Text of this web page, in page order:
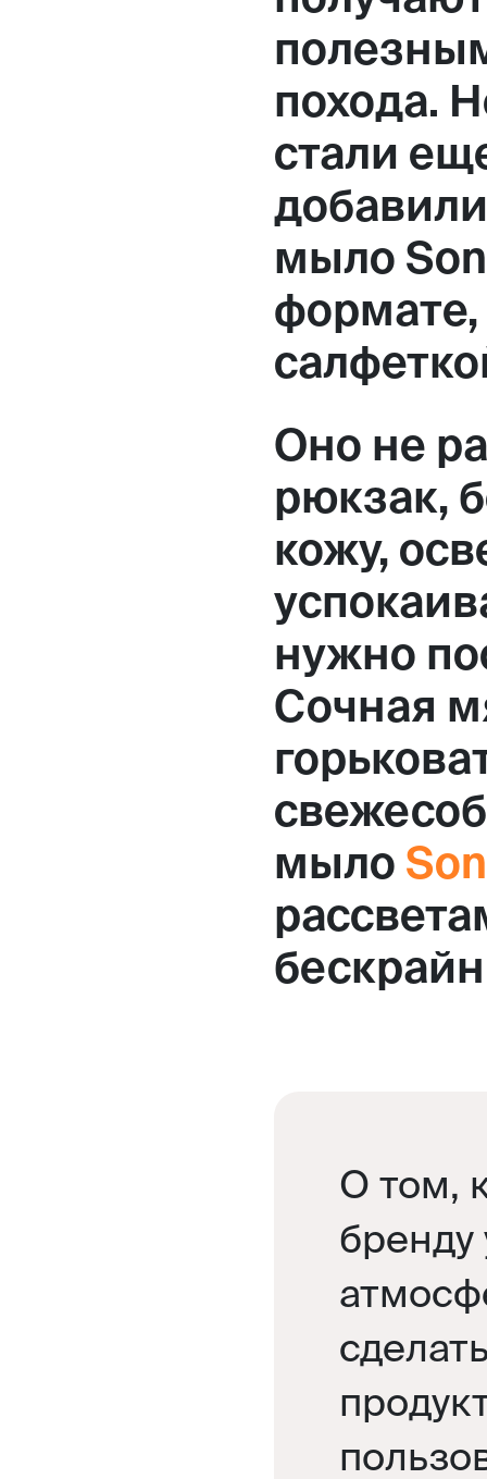
Большая
вход 10, 3 этаж, КП «Дизайн
похода.
стали
мыло
формате,
Оно не
рюкзак,
кожу,
нужно
Сочная
мыло
О том,
бренду